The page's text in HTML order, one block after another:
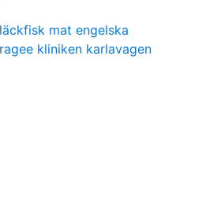
mat engelska
kliniken karlavagen